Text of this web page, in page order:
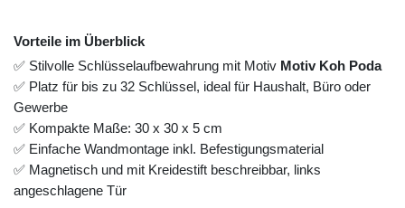
Vorteile im Überblick
✅ Stilvolle Schlüsselaufbewahrung mit Motiv Motiv Koh Poda
✅ Platz für bis zu 32 Schlüssel, ideal für Haushalt, Büro oder
Gewerbe
✅ Kompakte Maße: 30 x 30 x 5 cm
✅ Einfache Wandmontage inkl. Befestigungsmaterial
✅ Magnetisch und mit Kreidestift beschreibbar, links
angeschlagene Tür